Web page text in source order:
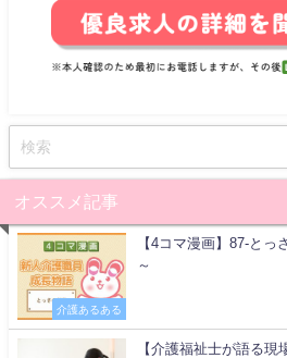
オススメ記事
介護あるある
【4コマ漫画】87-と
～
【介護福祉士が語る現